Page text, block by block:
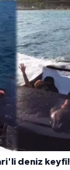
deniz keyfi!